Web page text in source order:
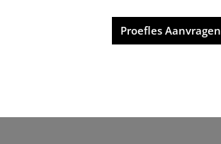
Proefles Aanvragen